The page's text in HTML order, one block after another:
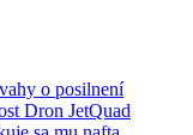
o posilnení
Dron JetQuad